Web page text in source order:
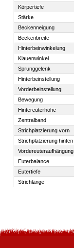
Körpertiefe
Stärke
Beckenneigung
Beckenbreite
Hinterbeinwinkelung
Klauenwinkel
Sprunggelenk
Hinterbeinstellung
Vorderbeinstellung
Bewegung
Hintereuterhöhe
Zentralband
Strichplatzierung vorn
Strichplatzierung hinten
Vordereuteraufhängung
Euterbalance
Eutertiefe
Strichlänge